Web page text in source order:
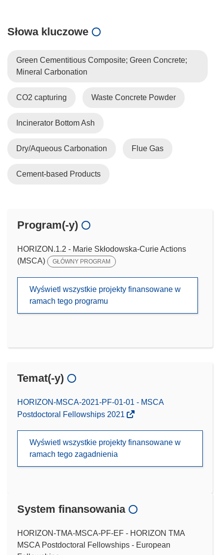
Słowa kluczowe
Green Cementitious Composite; Green Concrete;
Mineral Carbonation
CO2 capturing Waste Concrete Powder
Incinerator Bottom Ash
Dry/Aqueous Carbonation Flue Gas
Cement-based Products
Program(-y)
HORIZON.1.2 - Marie Skłodowska-Curie Actions
(MSCA)
GŁÓWNY PROGRAM
Wyświetl wszystkie projekty finansowane w
ramach tego programu
Temat(-y)
HORIZON-MSCA-2021-PF-01-01 - MSCA
Postdoctoral Fellowships 2021
Wyświetl wszystkie projekty finansowane w
ramach tego zagadnienia
System finansowania
HORIZON-TMA-MSCA-PF-EF - HORIZON TMA
MSCA Postdoctoral Fellowships - European